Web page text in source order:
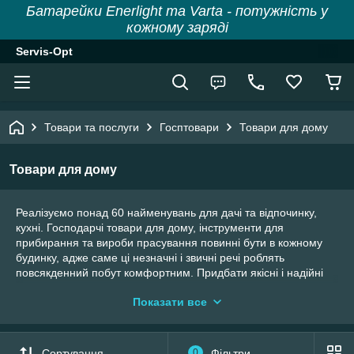
Батарейки Enerlight та Varta - потужність у
кожному заряді
Servis-Opt
Товари та послуги Госптовари Товари для дому
Товари для дому
Реалізуємо понад 60 найменувань для дачі та відпочинку,
кухні. Господарчі товари для дому, інструменти для
прибирання та вироби прасування повинні бути в кожному
будинку, адже саме ці незначні і звичні речі роблять
повсякденний побут комфортним. Придбати якісні і надійні
інтернет-магазині з доставкою по всій території України.
прибирання, кухні в ваш регіон становить 1-3 робочих дні.
Показати все